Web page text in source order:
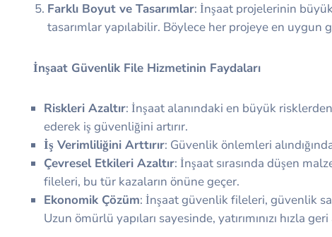
Farklı Boyut ve Tasarımlar: İnşaat projelerinin
tasarımlar yapılabilir. Böylece her projeye en uygun
İnşaat Güvenlik File Hizmetinin Faydaları
Riskleri Azaltır: İnşaat alanındaki en büyük
ederek iş güvenliğini artırır.
İş Verimliliğini Arttırır: Güvenlik önlemleri
Çevresel Etkileri Azaltır: İnşaat sırasında düşen
fileleri, bu tür kazaların önüne geçer.
Ekonomik Çözüm: İnşaat güvenlik fileleri, güvenlik
Uzun ömürlü yapıları sayesinde, yatırımınızı hızla